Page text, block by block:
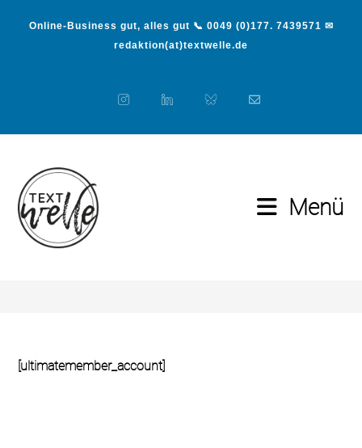
Online-Business gut, alles gut 📞 0049 (0)177. 7439571 ✉
redaktion(at)textwelle.de
Menü
Konto
[ultimatemember_account]